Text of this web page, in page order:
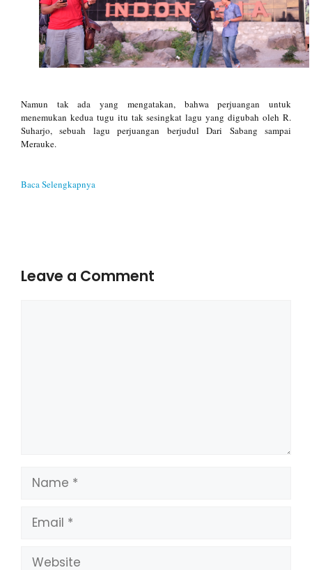
Namun tak ada yang mengatakan, bahwa perjuangan untuk
menemukan kedua tugu itu tak sesingkat lagu yang digubah oleh R.
Suharjo, sebuah lagu perjuangan berjudul Dari Sabang sampai
Merauke.
Baca Selengkapnya
Leave a Comment
Name
Email
Website